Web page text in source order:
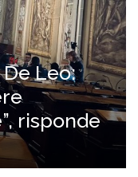
Leo:
risponde